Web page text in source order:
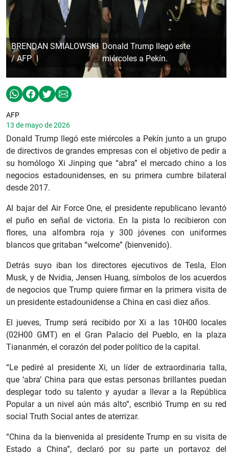
Donald Trump llegó este
miércoles a Pekín.
BRENDAN SMIALOWSKI
/ AFP
AFP
13 de mayo de 2026
Donald Trump llegó este miércoles a Pekín junto a un grupo
de directivos de grandes empresas con el objetivo de pedir a
su homólogo Xi Jinping que “abra” el mercado chino a los
negocios estadounidenses, en su primera cumbre bilateral
desde 2017.
Al bajar del Air Force One, el presidente republicano levantó
el puño en señal de victoria. En la pista lo recibieron con
flores, una alfombra roja y 300 jóvenes con uniformes
blancos que gritaban “welcome” (bienvenido).
Detrás suyo iban los directores ejecutivos de Tesla, Elon
Musk, y de Nvidia, Jensen Huang, símbolos de los acuerdos
de negocios que Trump quiere firmar en la primera visita de
un presidente estadounidense a China en casi diez años.
El jueves, Trump será recibido por Xi a las 10H00 locales
(02H00 GMT) en el Gran Palacio del Pueblo, en la plaza
Tiananmén, el corazón del poder político de la capital.
“Le pediré al presidente Xi, un líder de extraordinaria talla,
que ‘abra’ China para que estas personas brillantes puedan
desplegar todo su talento y ayudar a llevar a la República
Popular a un nivel aún más alto”, escribió Trump en su red
social Truth Social antes de aterrizar.
“China da la bienvenida al presidente Trump en su visita de
Estado a China”, declaró por su parte un portavoz del